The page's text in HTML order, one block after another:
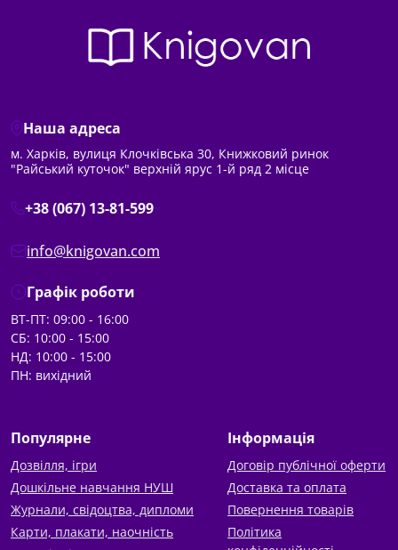
Наша адреса
м. Харків, вулиця Клочківська 30, Книжковий ринок
"Райський куточок" верхній ярус 1-й ряд 2 місце
+38 (067) 13-81-599
info@knigovan.com
Графік роботи
ВТ-ПТ: 09:00 - 16:00
СБ: 10:00 - 15:00
НД: 10:00 - 15:00
ПН: вихідний
Популярне
Дозвілля, ігри
Дошкільне навчання НУШ
Журнали, свідоцтва, дипломи
Карти, плакати, наочність
Інформація
Договір публічної оферти
Доставка та оплата
Повернення товарів
Політика